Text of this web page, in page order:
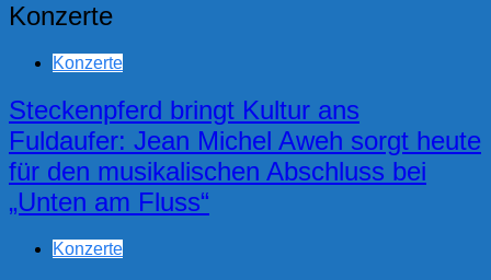
Konzerte
Konzerte
Steckenpferd bringt Kultur ans
Fuldaufer: Jean Michel Aweh sorgt heute
für den musikalischen Abschluss bei
„Unten am Fluss“
Konzerte